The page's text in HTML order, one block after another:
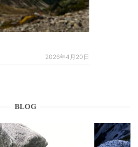
2026年4月20日
BLOG